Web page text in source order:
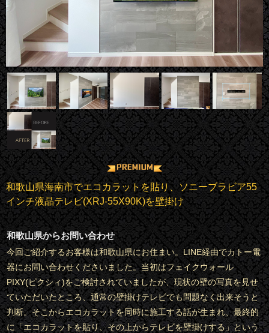
和歌山県海南市でエコカラットを貼り、ソニーブラビア55
インチ液晶テレビ(XRJ-55X90K)を壁掛け
和歌山県からお問い合わせ
今回ご紹介するお客様は和歌山県にお住まい。LINE経由でカトー電
器にお問い合わせくださいました。当初はフェイクウォール
PIXY(ピクシィ)をご検討されていましたが、現状の壁の写真を見せ
ていただいたところ、通常の壁掛けテレビでも問題なく出来そうと
判断。そこからエコカラットを同時に施工する話が生まれ、最終的
に「エコカラットを貼り、その上からテレビを壁掛けする」という